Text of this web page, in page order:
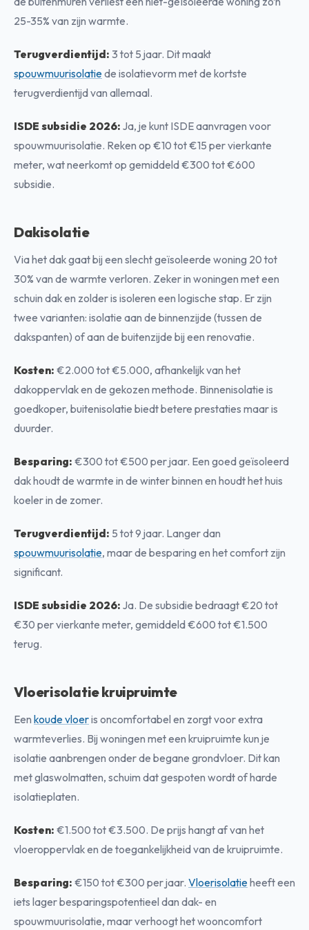
25-35% van zijn warmte.
Terugverdientijd: 3 tot 5 jaar. Dit maakt
spouwmuurisolatie de isolatievorm met de kortste
terugverdientijd van allemaal.
ISDE subsidie 2026: Ja, je kunt ISDE aanvragen voor
spouwmuurisolatie. Reken op €10 tot €15 per vierkante
meter, wat neerkomt op gemiddeld €300 tot €600
subsidie.
Dakisolatie
Via het dak gaat bij een slecht geïsoleerde woning 20 tot
30% van de warmte verloren. Zeker in woningen met een
schuin dak en zolder is isoleren een logische stap. Er zijn
twee varianten: isolatie aan de binnenzijde (tussen de
dakspanten) of aan de buitenzijde bij een renovatie.
Kosten: €2.000 tot €5.000, afhankelijk van het
dakoppervlak en de gekozen methode. Binnenisolatie is
goedkoper, buitenisolatie biedt betere prestaties maar is
duurder.
Besparing: €300 tot €500 per jaar. Een goed geïsoleerd
dak houdt de warmte in de winter binnen en houdt het huis
koeler in de zomer.
Terugverdientijd: 5 tot 9 jaar. Langer dan
spouwmuurisolatie, maar de besparing en het comfort zijn
significant.
ISDE subsidie 2026: Ja. De subsidie bedraagt €20 tot
€30 per vierkante meter, gemiddeld €600 tot €1.500
terug.
Vloerisolatie kruipruimte
Een koude vloeris oncomfortabel en zorgt voor extra
warmteverlies. Bij woningen met een kruipruimte kun je
isolatie aanbrengen onder de begane grondvloer. Dit kan
met glaswolmatten, schuim dat gespoten wordt of harde
isolatieplaten.
Kosten: €1.500 tot €3.500. De prijs hangt af van het
vloeroppervlak en de toegankelijkheid van de kruipruimte.
Besparing: €150 tot €300 per jaar. Vloerisolatie heeft een
iets lager besparingspotentieel dan dak- en
spouwmuurisolatie, maar verhoogt het wooncomfort